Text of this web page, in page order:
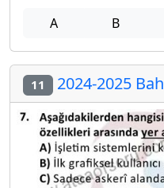
A B
11 2024-2025